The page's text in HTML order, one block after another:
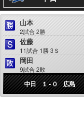
山本
2試合 2勝
佐藤
11試合 1勝 3Ｓ
岡田
9試合 2敗
中日 １ - ０ 広島